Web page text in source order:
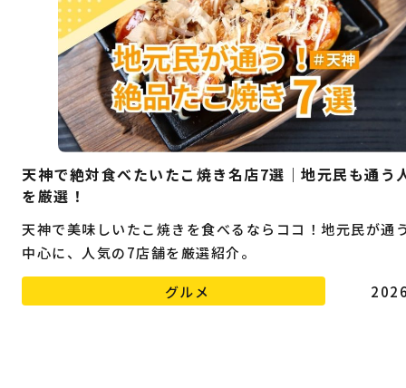
天神で絶対食べたいたこ焼き名店7選｜地元民も通う
を厳選！
天神で美味しいたこ焼きを食べるならココ！地元民が通
中心に、人気の7店舗を厳選紹介。
グルメ